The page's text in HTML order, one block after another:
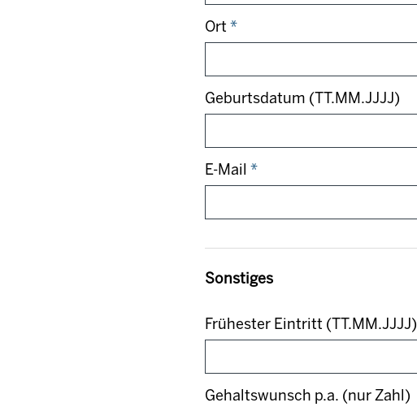
Ort *
Geburtsdatum (TT.MM.JJJJ)
E-Mail *
Sonstiges
Frühester Eintritt (TT.MM.JJJJ)
Gehaltswunsch p.a. (nur Zahl)